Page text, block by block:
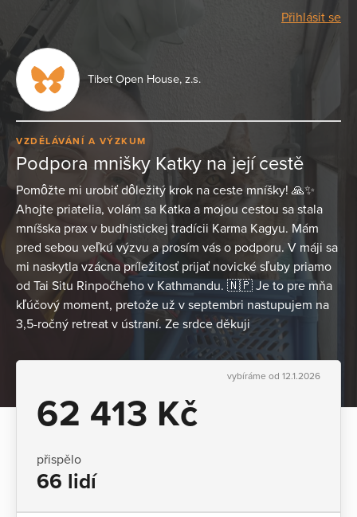
Přihlásit se
Tibet Open House, z.s.
VZDĚLÁVÁNÍ A VÝZKUM
Podpora mnišky Katky na její cestě
Pomôžte mi urobiť dôležitý krok na ceste mníšky! 🙏✨
Ahojte priatelia, volám sa Katka a mojou cestou sa stala
mníšska prax v budhistickej tradícii Karma Kagyu. Mám
pred sebou veľkú výzvu a prosím vás o podporu. V máji sa
mi naskytla vzácna príležitosť prijať novické sľuby priamo
od Tai Situ Rinpočheho v Kathmandu. 🇳🇵 Je to pre mňa
kľúčový moment, pretože už v septembri nastupujem na
3,5-ročný retreat v ústraní. Ze srdce děkuji
vybíráme od 12.1.2026
62 413 Kč
přispělo
66 lidí